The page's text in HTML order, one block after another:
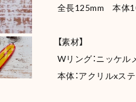
全長125mm 本体
【素材】
Wリング：ニッケル
本体：アクリルxス